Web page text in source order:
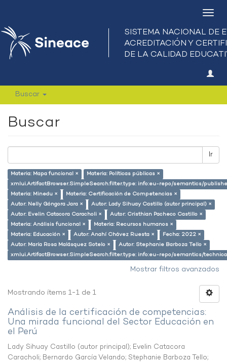
Buscar
Buscar
Ir
Materia: Mapa funcional ×
Materia: Políticas públicas ×
xmlui.ArtifactBrowser.SimpleSearch.filter.type: info:eu-repo/semantics/
Materia: Minedu ×
Materia: Certificación de Competencias ×
Autor: Nelly Góngora Jara ×
Autor: Lady Sihuay Castillo (autor principal) ×
Autor: Evelin Catacora Caracholi ×
Autor: Cristhian Pacheco Castillo ×
Materia: Análisis funcional ×
Materia: Recursos humanos ×
Materia: Educación ×
Autor: Anahí Chávez Ruesta ×
Fecha: 2022 ×
Autor: María Rosa Malásquez Sotelo ×
Autor: Stephanie Barboza Tello ×
xmlui.ArtifactBrowser.SimpleSearch.filter.type: info:eu-repo/semantics/
Mostrar filtros avanzados
Mostrando ítems 1-1 de 1
Análisis de la certificación de competencias:
Una mirada funcional del Sector Educación en
el Perú
Lady Sihuay Castillo (autor principal); Evelin Catacora
Caracholi; Bernardo García Velando; Stephanie Barboza Tello;